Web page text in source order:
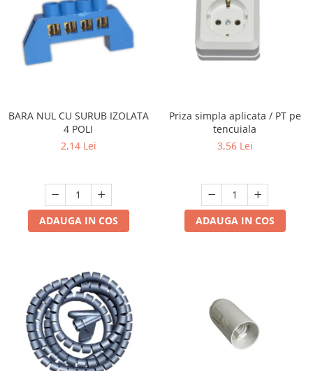
BARA NUL CU SURUB IZOLATA
4 POLI
2,14 Lei
ADAUGA IN COS
Priza simpla aplicata / PT pe
tencuiala
3,56 Lei
ADAUGA IN COS